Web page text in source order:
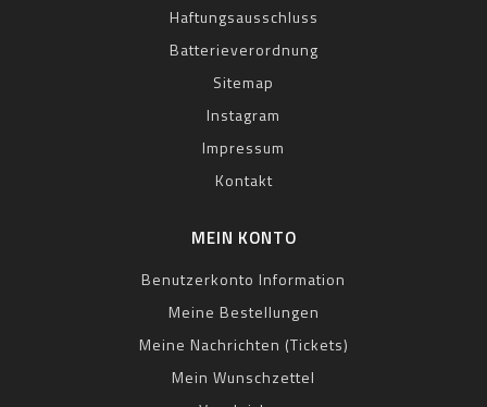
Haftungsausschluss
Batterieverordnung
Sitemap
Instagram
Impressum
Kontakt
MEIN KONTO
Benutzerkonto Information
Meine Bestellungen
Meine Nachrichten (Tickets)
Mein Wunschzettel